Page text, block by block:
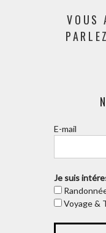
VOUS
E-mail
Je suis
Voyage &